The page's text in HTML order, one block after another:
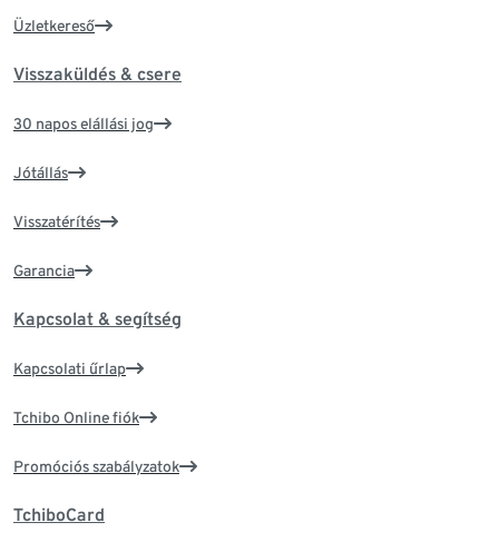
Üzletkereső
Visszaküldés & csere
30 napos elállási jog
Jótállás
Visszatérítés
Garancia
Kapcsolat & segítség
Kapcsolati űrlap
Tchibo Online fiók
Promóciós szabályzatok
TchiboCard